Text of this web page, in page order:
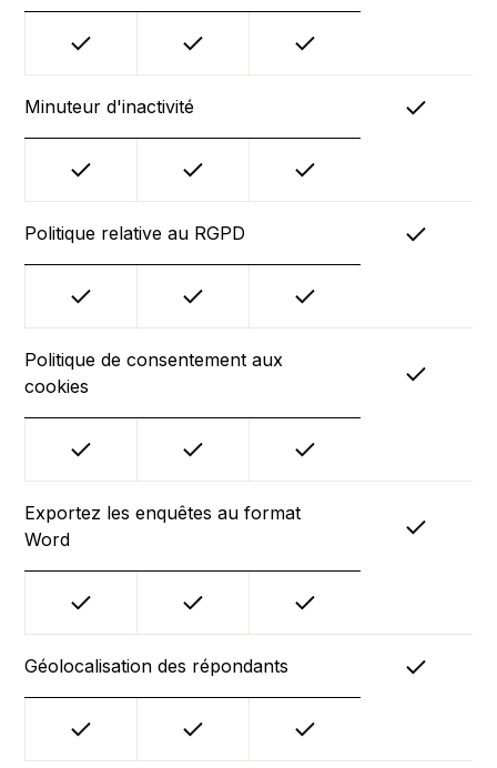
Minuteur d'inactivité
Politique relative au RGPD
Politique de consentement aux
cookies
Exportez les enquêtes au format
Word
Géolocalisation des répondants